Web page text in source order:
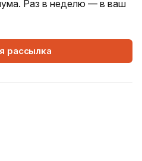
Раз в неделю — в ваш
рассылка